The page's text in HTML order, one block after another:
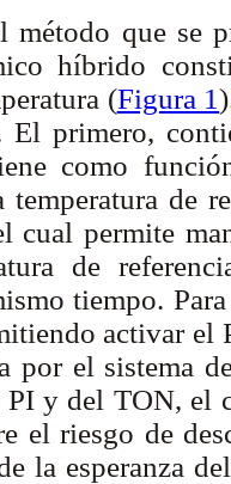
método que se
híbrido
(Figura 1
El primero,
como
temperatura de
cual permite
de
tiempo.
activar el
por el sistema
y del TON, el
el riesgo de
la esperanza